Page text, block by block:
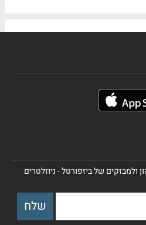
ולמבזקים של ביזפורטל - ניוזלטרים